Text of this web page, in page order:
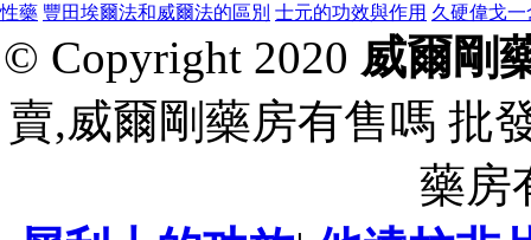
性藥 豐田埃爾法和威爾法的區別 士元的功效與作用 久硬偉戈
© Copyright 2020 威爾剛
賣,威爾剛藥房有售嗎 批
藥房